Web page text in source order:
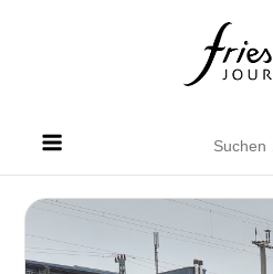
nach: